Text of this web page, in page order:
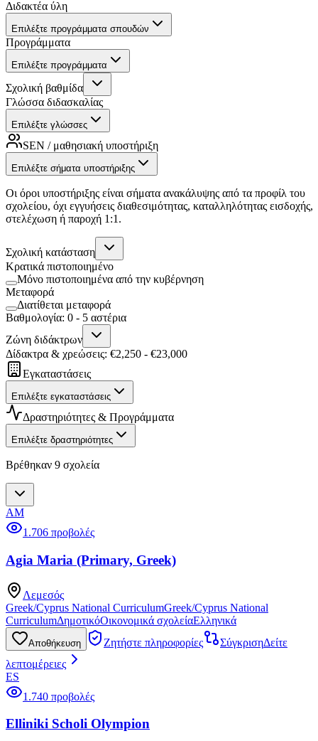
Διδακτέα ύλη
Επιλέξτε προγράμματα σπουδών
Προγράμματα
Επιλέξτε προγράμματα
Σχολική βαθμίδα
Γλώσσα διδασκαλίας
Επιλέξτε γλώσσες
SEN / μαθησιακή υποστήριξη
Επιλέξτε σήματα υποστήριξης
Οι όροι υποστήριξης είναι σήματα ανακάλυψης από τα προφίλ του
σχολείου, όχι εγγυήσεις διαθεσιμότητας, καταλληλότητας εισδοχής,
στελέχωση ή παροχή 1:1.
Σχολική κατάσταση
Κρατικά πιστοποιημένο
Μόνο πιστοποιημένα από την κυβέρνηση
Μεταφορά
Διατίθεται μεταφορά
Βαθμολογία: 0 - 5 αστέρια
Ζώνη διδάκτρων
Δίδακτρα & χρεώσεις: €2,250 - €23,000
Εγκαταστάσεις
Επιλέξτε εγκαταστάσεις
Δραστηριότητες & Προγράμματα
Επιλέξτε δραστηριότητες
Βρέθηκαν 9 σχολεία
AM
1.706 προβολές
Agia Maria (Primary, Greek)
Λεμεσός
Greek/Cyprus National CurriculumGreek/Cyprus National
CurriculumΔημοτικόΟικονομικά σχολείαΕλληνικά
Αποθήκευση Ζητήστε πληροφορίες ΣύγκρισηΔείτε
λεπτομέρειες
ES
1.740 προβολές
Elliniki Scholi Olympion